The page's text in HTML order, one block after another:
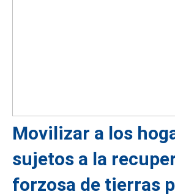
Movilizar a los
sujetos a la
forzosa de tierras